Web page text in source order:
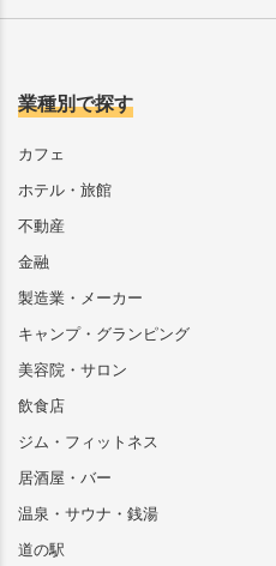
業種別で探す
カフェ
ホテル・旅館
不動産
金融
製造業・メーカー
キャンプ・グランピング
美容院・サロン
飲食店
ジム・フィットネス
居酒屋・バー
温泉・サウナ・銭湯
道の駅